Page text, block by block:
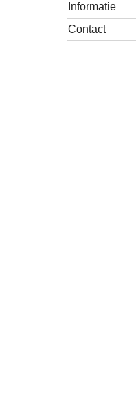
Informatie
Contact